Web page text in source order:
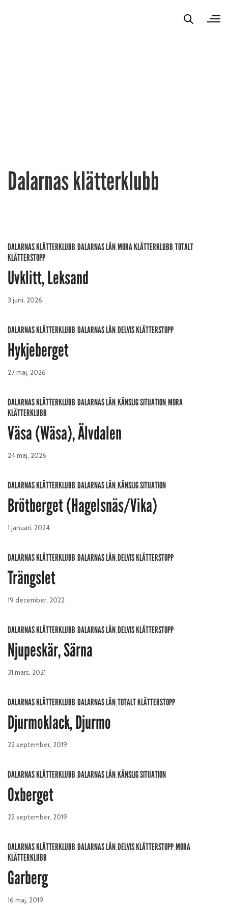
Dalarnas klätterklubb
DALARNAS KLÄTTERKLUBB,DALARNAS LÄN,MORA KLÄTTERKLUBB,TOTALT
KLÄTTERSTOPP
Uvklitt, Leksand
3 juni, 2026
DALARNAS KLÄTTERKLUBB,DALARNAS LÄN,DELVIS KLÄTTERSTOPP
Hykjeberget
27 maj, 2026
DALARNAS KLÄTTERKLUBB,DALARNAS LÄN,KÄNSLIG SITUATION,MORA
KLÄTTERKLUBB
Väsa (Wäsa), Älvdalen
24 maj, 2026
DALARNAS KLÄTTERKLUBB,DALARNAS LÄN,KÄNSLIG SITUATION
Brötberget (Hagelsnäs/Vika)
1 januari, 2024
DALARNAS KLÄTTERKLUBB,DALARNAS LÄN,DELVIS KLÄTTERSTOPP
Trängslet
19 december, 2022
DALARNAS KLÄTTERKLUBB,DALARNAS LÄN,DELVIS KLÄTTERSTOPP
Njupeskär, Särna
31 mars, 2021
DALARNAS KLÄTTERKLUBB,DALARNAS LÄN,TOTALT KLÄTTERSTOPP
Djurmoklack, Djurmo
22 september, 2019
DALARNAS KLÄTTERKLUBB,DALARNAS LÄN,KÄNSLIG SITUATION
Oxberget
22 september, 2019
DALARNAS KLÄTTERKLUBB,DALARNAS LÄN,DELVIS KLÄTTERSTOPP,MORA
KLÄTTERKLUBB
Garberg
16 maj, 2019